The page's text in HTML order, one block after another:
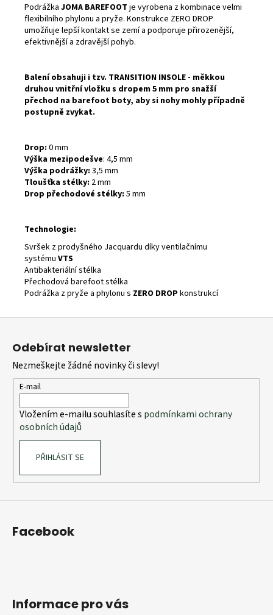
Podrážka JOMA BAREFOOT je vyrobena z kombinace velmi
flexibilního phylonu a pryže. Konstrukce ZERO DROP
umožňuje lepší kontakt se zemí a podporuje přirozenější,
efektivnější a zdravější pohyb.
Balení obsahuji i tzv. TRANSITION INSOLE - měkkou
druhou vnitřní vložku s dropem 5 mm pro snažší
přechod na barefoot boty, aby si nohy mohly případně
postupně zvykat.
Drop: 0 mm
Výška mezipodešve: 4,5 mm
Výška podrážky: 3,5 mm
Tloušťka stélky: 2 mm
Drop přechodové stélky: 5 mm
Technologie:
Svršek z prodyšného Jacquardu díky ventilačnímu
systému VTS
Antibakteriální stélka
Přechodová barefoot stélka
Podrážka z pryže a phylonu s ZERO DROP konstrukcí
Z
Odebírat newsletter
Nezmeškejte žádné novinky či slevy!
E-mail
Vložením e-mailu souhlasíte s podmínkami ochrany
osobních údajů
PŘIHLÁSIT SE
Facebook
Informace pro vás